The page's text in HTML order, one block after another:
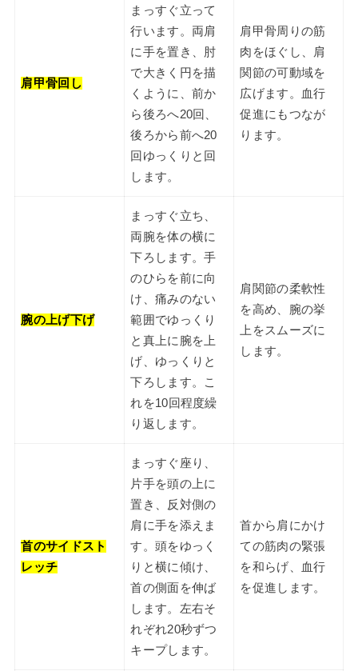
肩甲骨回し
まっすぐ立って
行います。両肩
に手を置き、肘
で大きく円を描
くように、前か
ら後ろへ20回、
後ろから前へ20
回ゆっくりと回
します。
肩甲骨周りの筋
肉をほぐし、肩
関節の可動域を
広げます。血行
促進にもつなが
ります。
腕の上げ下げ
まっすぐ立ち、
両腕を体の横に
下ろします。手
のひらを前に向
け、痛みのない
範囲でゆっくり
と真上に腕を上
げ、ゆっくりと
下ろします。こ
れを10回程度繰
り返します。
肩関節の柔軟性
を高め、腕の挙
上をスムーズに
します。
首のサイドスト
レッチ
まっすぐ座り、
片手を頭の上に
置き、反対側の
肩に手を添えま
す。頭をゆっく
りと横に傾け、
首の側面を伸ば
します。左右そ
れぞれ20秒ずつ
キープします。
首から肩にかけ
ての筋肉の緊張
を和らげ、血行
を促進します。